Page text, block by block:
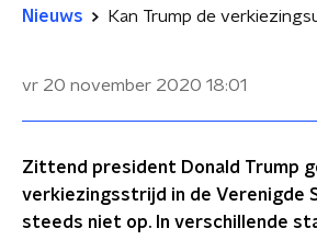
Nieuws
vr 20 november 2020 18:01
Zittend president Donald Trump
verkiezingsstrijd in de Verenigde
steeds niet op. In verschillende